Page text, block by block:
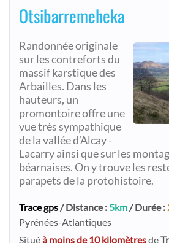
Otsibarremeheka
Randonnée originale
sur les contreforts du
massif karstique des
Arbailles. Dans les
hauteurs, un
promontoire offre une
vue très sympathique
de la vallée d’Alcay -
Lacarry ainsi que sur les
béarnaises. On y trouve les
parapets de la protohistoire.
Trace gps/ Distance : 5km/ Durée :
Pyrénées-Atlantiques
Situéà moins de 10 kilomètresde